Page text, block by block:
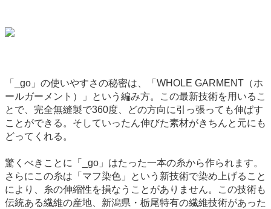
「_go」の使いやすさの秘密は、「WHOLE GARMENT（ホ
ールガーメント）」という編み方。この最新技術を用いるこ
とで、完全無縫製で360度、どの方向に引っ張っても伸ばす
ことができる。そしていったん伸びた素材がきちんと元にも
どってくれる。
驚くべきことに「_go」はたった一本の糸から作られます。
さらにこの糸は「マフ染色」という新技術で染め上げること
により、糸の伸縮性を損なうことがありません。この技術も
伝統ある繊維の産地、新潟県・栃尾特有の繊維技術があった